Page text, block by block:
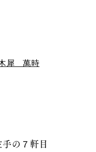
犀 萬時
の７軒目